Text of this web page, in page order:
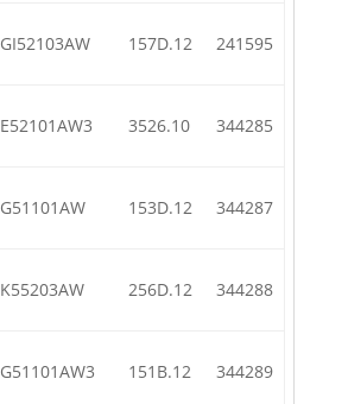
GI52103AW 157D.12 241595
E52101AW3 3526.10 344285
G51101AW 153D.12 344287
K55203AW 256D.12 344288
G51101AW3 151B.12 344289